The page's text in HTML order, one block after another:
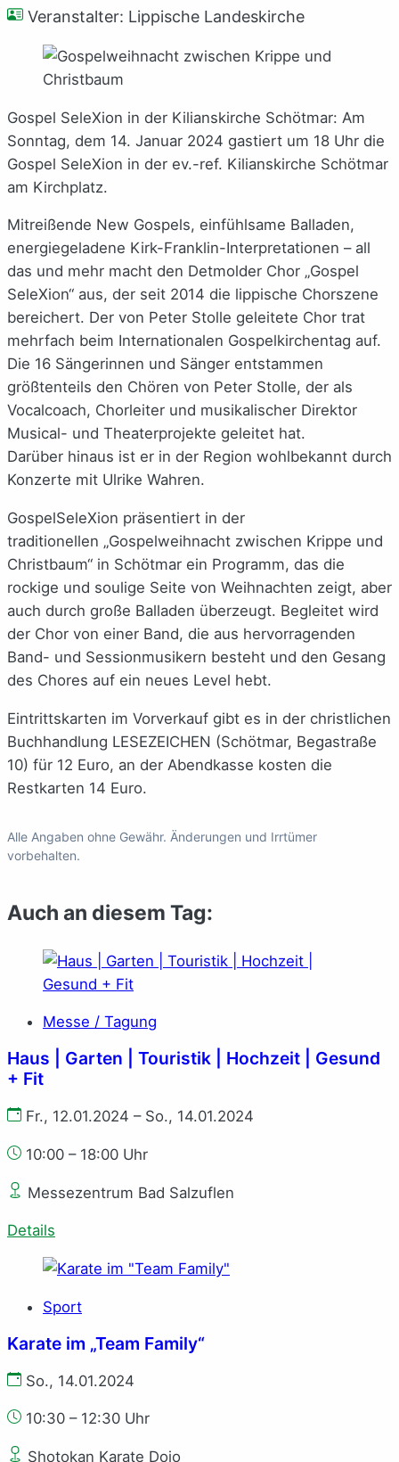
Veranstalter: Lippische Landeskirche
Gospel SeleXion in der Kilianskirche Schötmar: Am
Sonntag, dem 14. Januar 2024 gastiert um 18 Uhr die
Gospel SeleXion in der ev.-ref. Kilianskirche Schötmar
am Kirchplatz.
Mitreißende New Gospels, einfühlsame Balladen,
energiegeladene Kirk-Franklin-Interpretationen – all
das und mehr macht den Detmolder Chor „Gospel
SeleXion“ aus, der seit 2014 die lippische Chorszene
bereichert. Der von Peter Stolle geleitete Chor trat
mehrfach beim Internationalen Gospelkirchentag auf.
Die 16 Sängerinnen und Sänger entstammen
größtenteils den Chören von Peter Stolle, der als
Vocalcoach, Chorleiter und musikalischer Direktor
Musical- und Theaterprojekte geleitet hat.
Darüber hinaus ist er in der Region wohlbekannt durch
Konzerte mit Ulrike Wahren.
GospelSeleXion präsentiert in der
traditionellen „Gospelweihnacht zwischen Krippe und
Christbaum“ in Schötmar ein Programm, das die
rockige und soulige Seite von Weihnachten zeigt, aber
auch durch große Balladen überzeugt. Begleitet wird
der Chor von einer Band, die aus hervorragenden
Band- und Sessionmusikern besteht und den Gesang
des Chores auf ein neues Level hebt.
Eintrittskarten im Vorverkauf gibt es in der christlichen
Buchhandlung LESEZEICHEN (Schötmar, Begastraße
10) für 12 Euro, an der Abendkasse kosten die
Restkarten 14 Euro.
Alle Angaben ohne Gewähr. Änderungen und Irrtümer
vorbehalten.
Auch an diesem Tag:
Messe / Tagung
Haus | Garten | Touristik | Hochzeit | Gesund
+ Fit
Fr., 12.01.2024 – So., 14.01.2024
10:00 – 18:00 Uhr
Messezentrum Bad Salzuflen
Details
Sport
Karate im „Team Family“
So., 14.01.2024
10:30 – 12:30 Uhr
Shotokan Karate Dojo